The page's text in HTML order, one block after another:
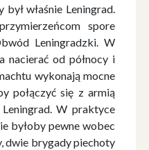
właśnie Leningrad.
spore
Leningradzki. W
nacierać od północy i
wykonają mocne
połączyć się z armią
W praktyce
byłoby pewne wobec
dwie brygady piechoty